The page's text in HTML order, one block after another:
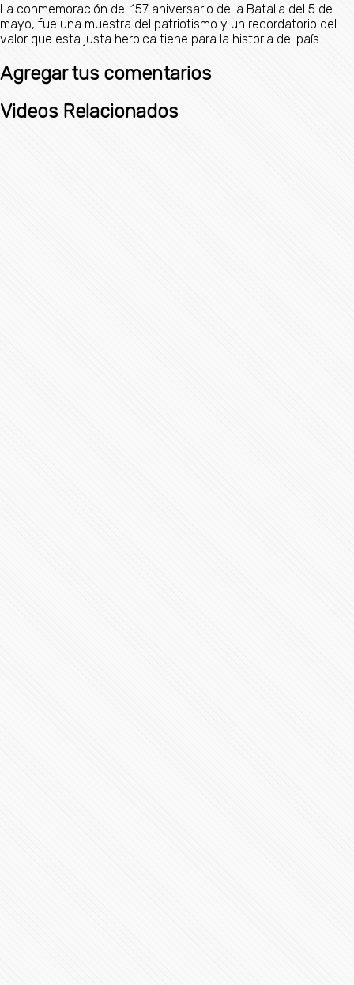
La conmemoración del 157 aniversario de la Batalla del 5 de
mayo, fue una muestra del patriotismo y un recordatorio del
valor que esta justa heroica tiene para la historia del país.
Agregar tus comentarios
Videos Relacionados